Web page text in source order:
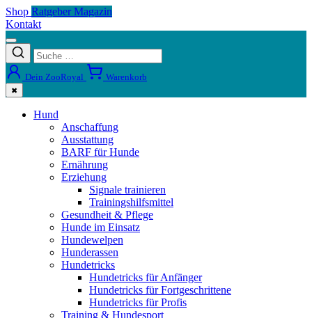
Shop Ratgeber Magazin
Kontakt
Dein ZooRoyal Warenkorb
✖
Hund
Anschaffung
Ausstattung
BARF für Hunde
Ernährung
Erziehung
Signale trainieren
Trainingshilfsmittel
Gesundheit & Pflege
Hunde im Einsatz
Hundewelpen
Hunderassen
Hundetricks
Hundetricks für Anfänger
Hundetricks für Fortgeschrittene
Hundetricks für Profis
Training & Hundesport